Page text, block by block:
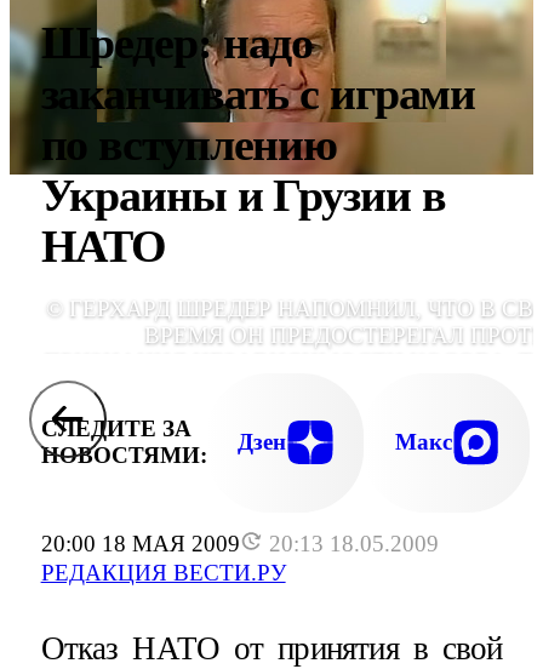
20:00 18 МАЯ 2009
20:13 18.05.2009
РЕДАКЦИЯ ВЕСТИ.РУ
Шредер: надо
заканчивать с играми
по вступлению
Украины и Грузии в
НАТО
© ГЕРХАРД ШРЕДЕР НАПОМНИЛ, ЧТО В
ВРЕМЯ ОН ПРЕДОСТЕРЕГАЛ
КАК ЭТО МОЖЕТ СТАТЬ ПРЕЦЕДЕНТОМ
ДРУГИХ "ЗАМОРОЖЕННЫХ
СЛЕДИТЕ ЗА
НОВОСТЯМИ:
Дзен Макс
Отказ НАТО от принятия в свой